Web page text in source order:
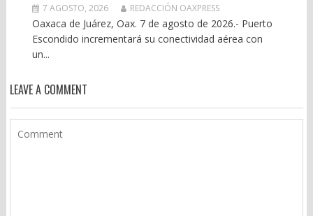
7 AGOSTO, 2026 REDACCIÓN OAXPRESS
Oaxaca de Juárez, Oax. 7 de agosto de 2026.- Puerto
Escondido incrementará su conectividad aérea con
un...
LEAVE A COMMENT